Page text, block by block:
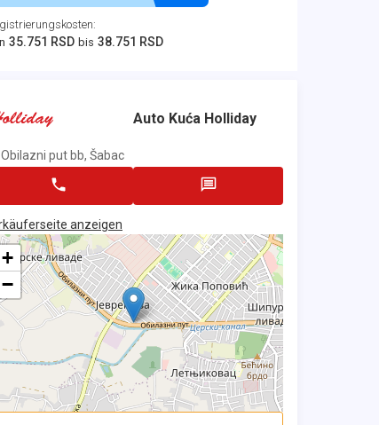
:
35.751 RSD bis 38.751 RSD
Auto Kuća Holliday
Obilazni put bb, Šabac
anzeigen
+
−